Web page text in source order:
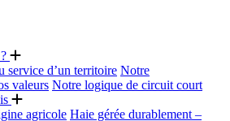
service d’un territoire Notre
valeurs Notre logique de circuit court
agricole Haie gérée durablement –